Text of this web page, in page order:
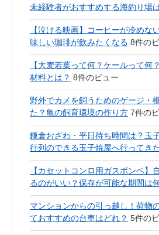
未経験者がおすすめする海釣り場
【泣ける映画】コーヒーが冷めな
味しい珈琲が飲みたくなる 8件の
【大麦若葉って何？ケールって何
材料とは？ 8件のビュー
野外でカメを飼うためのゲージ・
た？亀の飼育環境の作り方 7件の
鎌倉おざわ・平日待ち時間は？玉
行列のできる玉子焼屋へ行ってきた
【カセットコンロ用ガスボンベ】
るのがいい？保存が可能な期間は
マンションからの引っ越し！荷物
ておすすめの台車はどれ？ 5件の